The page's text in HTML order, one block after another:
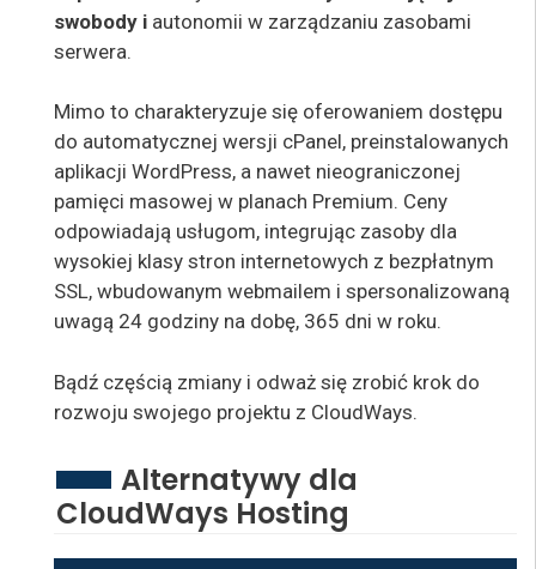
swobody i autonomii w zarządzaniu zasobami
serwera.
Mimo to charakteryzuje się oferowaniem dostępu
do automatycznej wersji cPanel, preinstalowanych
aplikacji WordPress, a nawet nieograniczonej
pamięci masowej w planach Premium. Ceny
odpowiadają usługom, integrując zasoby dla
wysokiej klasy stron internetowych z bezpłatnym
SSL, wbudowanym webmailem i spersonalizowaną
uwagą 24 godziny na dobę, 365 dni w roku.
Bądź częścią zmiany i odważ się zrobić krok do
rozwoju swojego projektu z CloudWays.
Alternatywy dla
CloudWays Hosting